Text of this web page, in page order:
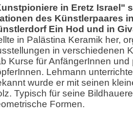
in Eretz Israel"
des Künstlerpaares
Ein Hod und in
in Palästina Keramik her,
in verschiedenen
Kurse für AnfängerInnen und
Lehmann
wurde er mit seinen
Typisch für seine
Formen.